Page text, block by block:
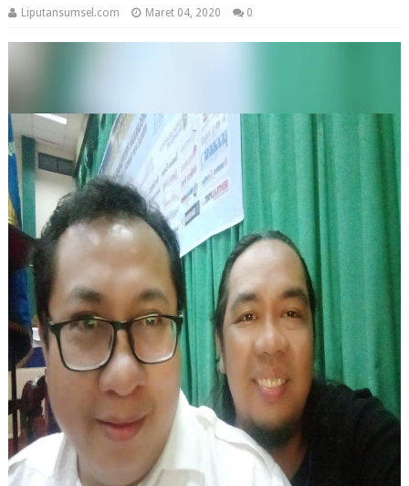
Liputansumsel.com Maret 04, 2020 0